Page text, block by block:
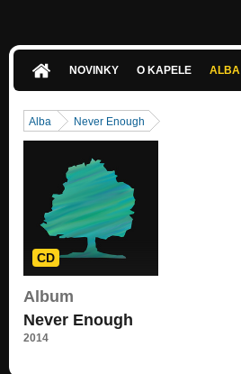
Would You
NOVINKY O KAPELE ALBA
Alba Never Enough
CD
Album
Never Enough
2014